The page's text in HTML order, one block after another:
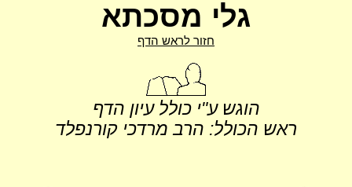
גלי מסכתא
חזור לראש הדף
הוגש ע"י כולל עיון הדף
ראש הכולל: הרב מרדכי קורנפלד